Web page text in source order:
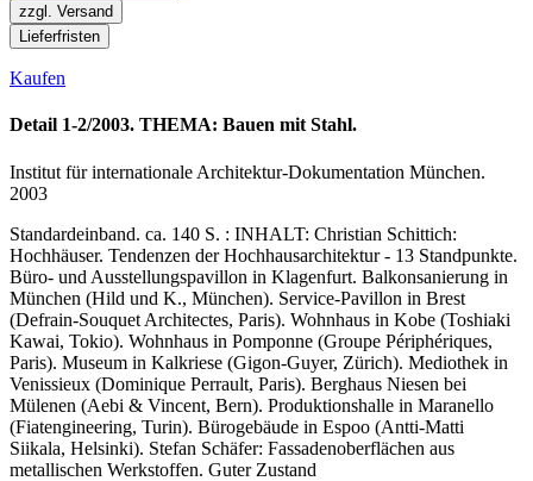
zzgl. Versand
Lieferfristen
Kaufen
Detail 1-2/2003. THEMA: Bauen mit Stahl.
Institut für internationale Architektur-Dokumentation München.
2003
Standardeinband. ca. 140 S. : INHALT: Christian Schittich:
Hochhäuser. Tendenzen der Hochhausarchitektur - 13 Standpunkte.
Büro- und Ausstellungspavillon in Klagenfurt. Balkonsanierung in
München (Hild und K., München). Service-Pavillon in Brest
(Defrain-Souquet Architectes, Paris). Wohnhaus in Kobe (Toshiaki
Kawai, Tokio). Wohnhaus in Pomponne (Groupe Périphériques,
Paris). Museum in Kalkriese (Gigon-Guyer, Zürich). Mediothek in
Venissieux (Dominique Perrault, Paris). Berghaus Niesen bei
Mülenen (Aebi & Vincent, Bern). Produktionshalle in Maranello
(Fiatengineering, Turin). Bürogebäude in Espoo (Antti-Matti
Siikala, Helsinki). Stefan Schäfer: Fassadenoberflächen aus
metallischen Werkstoffen. Guter Zustand